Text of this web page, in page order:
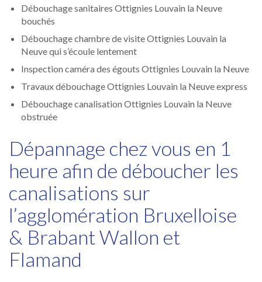
Débouchage sanitaires Ottignies Louvain la Neuve
bouchés
Débouchage chambre de visite Ottignies Louvain la
Neuve qui s’écoule lentement
Inspection caméra des égouts Ottignies Louvain la Neuve
Travaux débouchage Ottignies Louvain la Neuve express
Débouchage canalisation Ottignies Louvain la Neuve
obstruée
Dépannage chez vous en 1
heure afin de déboucher les
canalisations sur
l’agglomération Bruxelloise
& Brabant Wallon et
Flamand